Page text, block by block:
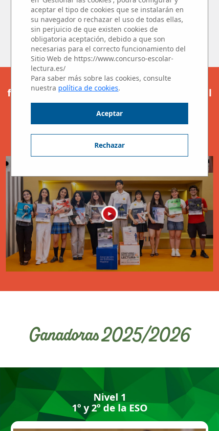
laComunidad de Madridy su enorme
compromiso con el fomento de la lectura y
escritura.
Muchas gracias a todos.
Os presentamos a las ganadoras y los
finalistas del Concurso Microrrelatos en el
Aula.
¡Enhorabuena y gracias a todos por
participar!
Ganadoras 2025/2026
Nivel 1
1º y 2º de la ESO
aceptar el tipo de cookies que se instalarán en
su navegador o rechazar el uso de todas ellas,
sin perjuicio de que existen cookies de
obligatoria aceptación, debido a que son
necesarias para el correcto funcionamiento del
Sitio Web de https://www.concurso-escolar-
lectura.es/
Para saber más sobre las cookies, consulte
nuestra política de cookies.
Aceptar
Rechazar